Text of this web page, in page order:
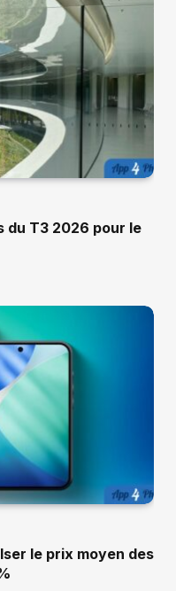
du T3 2026 pour le
le prix moyen des